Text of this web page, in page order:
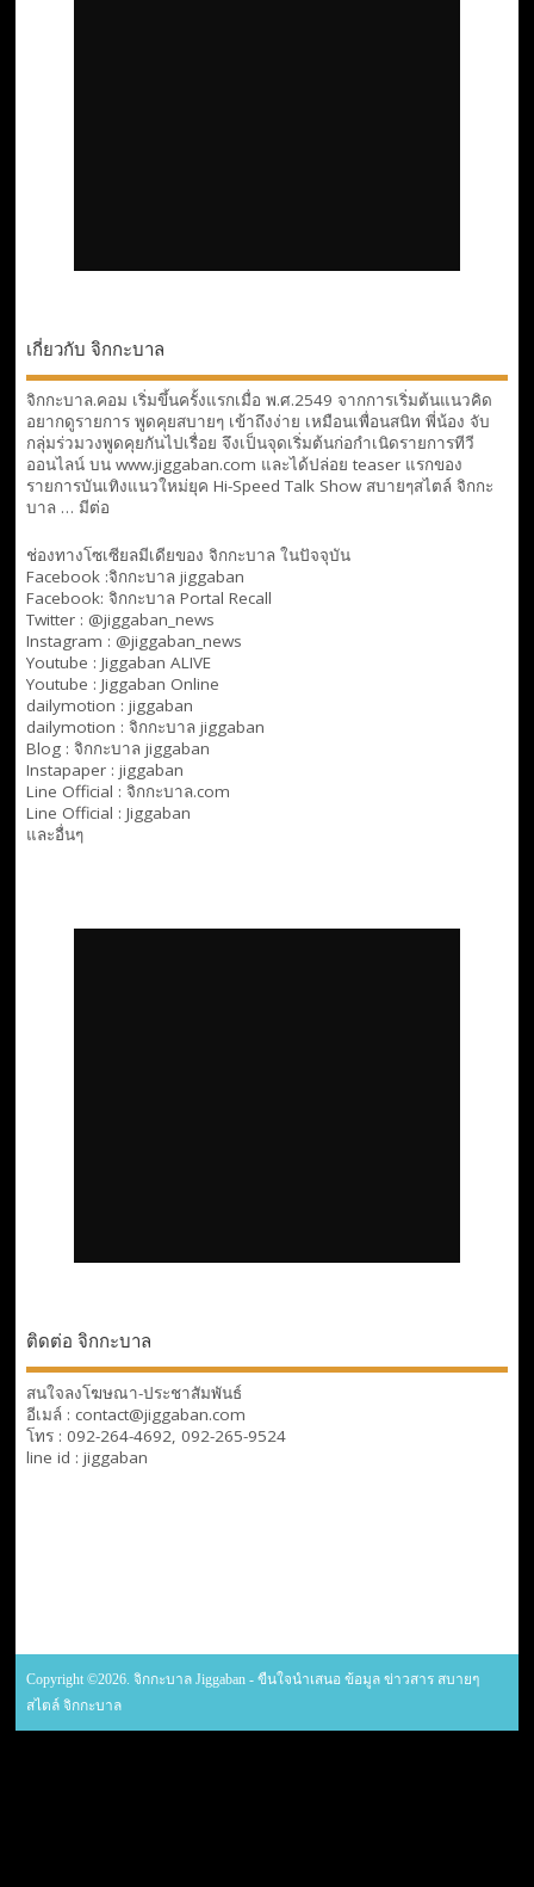
เกี่ยวกับ จิกกะบาล
จิกกะบาล.คอม เริ่มขึ้นครั้งแรกเมื่อ พ.ศ.2549 จากการเริ่มต้นแนวคิด
อยากดูรายการ พูดคุยสบายๆ เข้าถึงง่าย เหมือนเพื่อนสนิท พี่น้อง จับ
กลุ่มร่วมวงพูดคุยกันไปเรื่อย จึงเป็นจุดเริ่มต้นก่อกำเนิดรายการทีวี
ออนไลน์ บน www.jiggaban.com และได้ปล่อย teaser แรกของ
รายการบันเทิงแนวใหม่ยุค Hi-Speed Talk Show สบายๆสไตล์ จิกกะ
บาล … มีต่อ
ช่องทางโซเซียลมีเดียของ จิกกะบาล ในปัจจุบัน
Facebook :จิกกะบาล jiggaban
Facebook: จิกกะบาล Portal Recall
Twitter : @jiggaban_news
Instagram : @jiggaban_news
Youtube : Jiggaban ALIVE
Youtube : Jiggaban Online
dailymotion : jiggaban
dailymotion : จิกกะบาล jiggaban
Blog : จิกกะบาล jiggaban
Instapaper : jiggaban
Line Official : จิกกะบาล.com
Line Official : Jiggaban
และอื่นๆ
ติดต่อ จิกกะบาล
สนใจลงโฆษณา-ประชาสัมพันธ์
อีเมล์ : contact@jiggaban.com
โทร : 092-264-4692, 092-265-9524
line id : jiggaban
Copyright ©2026. จิกกะบาล Jiggaban - ขืนใจนำเสนอ ข้อมูล ข่าวสาร สบายๆ
สไตล์ จิกกะบาล